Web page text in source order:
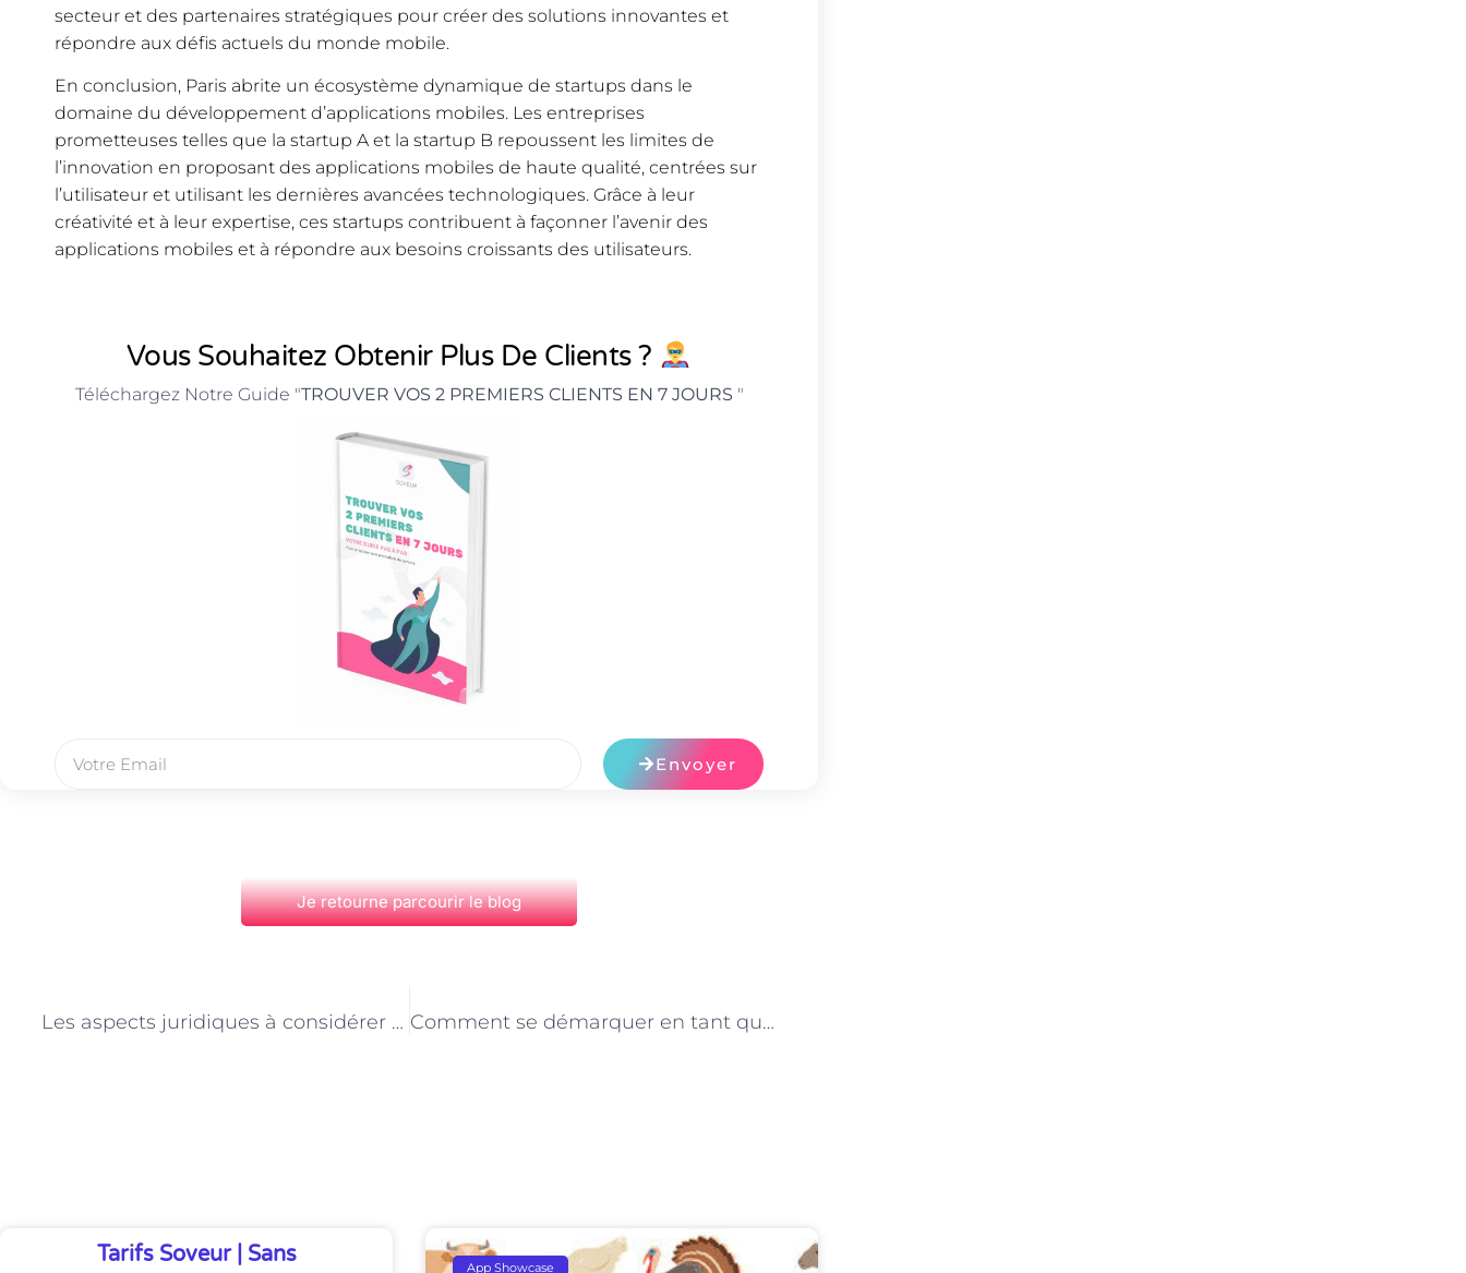
secteur et des partenaires stratégiques pour créer des solutions innovantes et
répondre aux défis actuels du monde mobile.
En conclusion, Paris abrite un écosystème dynamique de startups dans le
domaine du développement d’applications mobiles. Les entreprises
prometteuses telles que la startup A et la startup B repoussent les limites de
l’innovation en proposant des applications mobiles de haute qualité, centrées sur
l’utilisateur et utilisant les dernières avancées technologiques. Grâce à leur
créativité et à leur expertise, ces startups contribuent à façonner l’avenir des
applications mobiles et à répondre aux besoins croissants des utilisateurs.
Vous Souhaitez Obtenir Plus De Clients ?
Téléchargez Notre Guide "TROUVER VOS 2 PREMIERS CLIENTS EN 7 JOURS "
Envoyer
Je retourne parcourir le blog
Les aspects juridiques à considérer dans le développement d’applications mobiles à Paris Comment se démarquer en tant que développeur d’applications mobiles à Paris
Tarifs Soveur | Sans
App Showcase